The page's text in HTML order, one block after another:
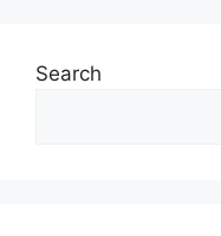
Search